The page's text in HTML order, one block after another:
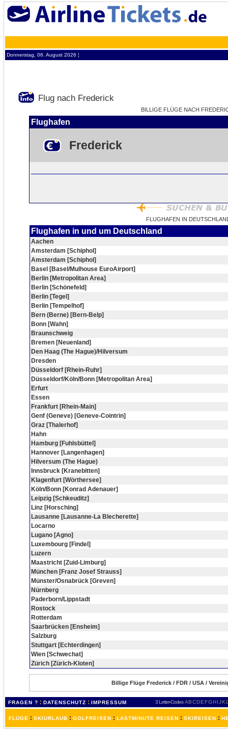
Donnerstag, 06. August 2026 ¦
Flug nach Frederick
BILLIGE FLÜGE NACH
Flughafen
Frederick
FLUGHAFEN IN
Flughafen in und um Deutschland
Aachen
Amsterdam [Schiphol]
Amsterdam [Schiphol]
Basel [Basel/Mulhouse EuroAirport]
Berlin [Metropolitan Area]
Berlin [Schönefeld]
Berlin [Tegel]
Berlin [Tempelhof]
Bern (Berne) [Bern-Belp]
Bonn [Wahn]
Braunschweig
Bremen [Neuenland]
Den Haag (The Hague)/Hilversum
Dresden
Düsseldorf [Rhein-Ruhr]
Düsseldorf/Köln/Bonn [Metropolitan Area]
Erfurt
Essen
Frankfurt [Rhein-Main]
Genf (Geneve) [Geneve-Cointrin]
Graz [Thalerhof]
Hahn
Hamburg [Fuhlsbüttel]
Hannover [Langenhagen]
Hilversum (The Hague)
Innsbruck [Kranebitten]
Klagenfurt [Wörthersee]
Köln/Bonn [Konrad Adenauer]
Leipzig [Schkeuditz]
Linz [Horsching]
Lausanne [Lausanne-La Blecherette]
Locarno
Lugano [Agno]
Luxembourg [Findel]
Luzern
Maastricht [Zuid-Limburg]
München [Franz Josef Strauss]
Münster/Osnabrück [Greven]
Nürnberg
Paderborn/Lippstadt
Rostock
Rotterdam
Saarbrücken [Ensheim]
Salzburg
Stuttgart [Echterdingen]
Wien [Schwechat]
Zürich [Zürich-Kloten]
Billige Flüge Frederick / FDR / USA /
FRAGEN ? : DATENSCHUTZ : IMPRESSUM 3 Letter-Codes ABCDEFGH IJKL
FLÜGE : SKIURLAUB : GOLFREISEN : LASTMINUTE REISEN : SKIREISEN :